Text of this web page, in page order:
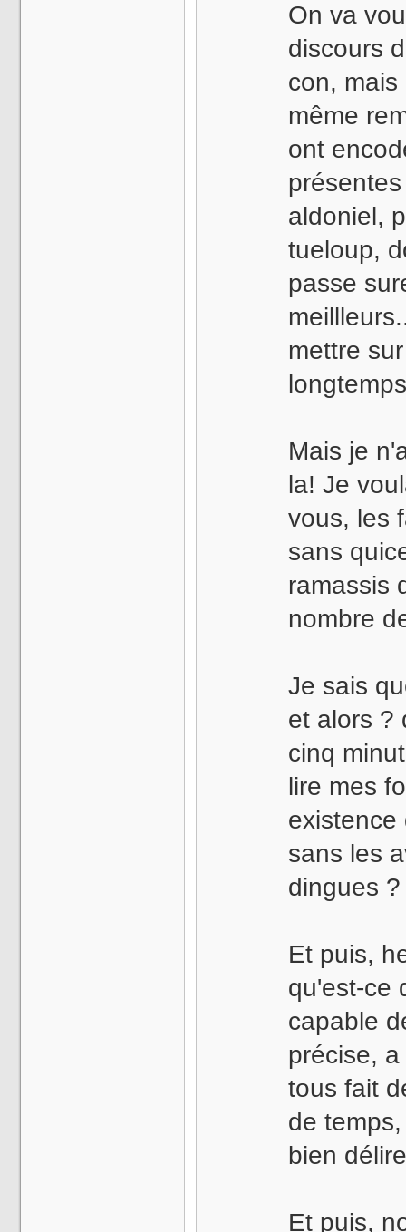
On va
discours
con,
même
ont
aldoniel,
tueloup,
passe
mettre
Mais je
la! Je
vous, les
sans
ramassis
nombre
Je sais
et alors ?
cinq
lire mes
existence
sans les
dingues ?
Et puis,
qu'est-ce
capable
précise,
tous fait
de
bien
Et puis,